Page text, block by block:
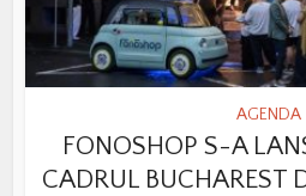
AGENDA
FONOSHOP S-A
CADRUL BUCHAREST